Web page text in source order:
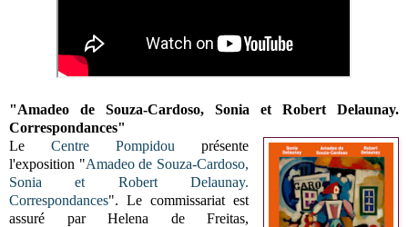
"Amadeo de Souza-Cardoso, Sonia et Robert Delaunay.
Correspondances"
LeCentre Pompidou présente
l'exposition "Amadeo de Souza-Cardoso,
Sonia et Robert Delaunay.
Correspondances". Le commissariat est
assuré par Helena de Freitas,